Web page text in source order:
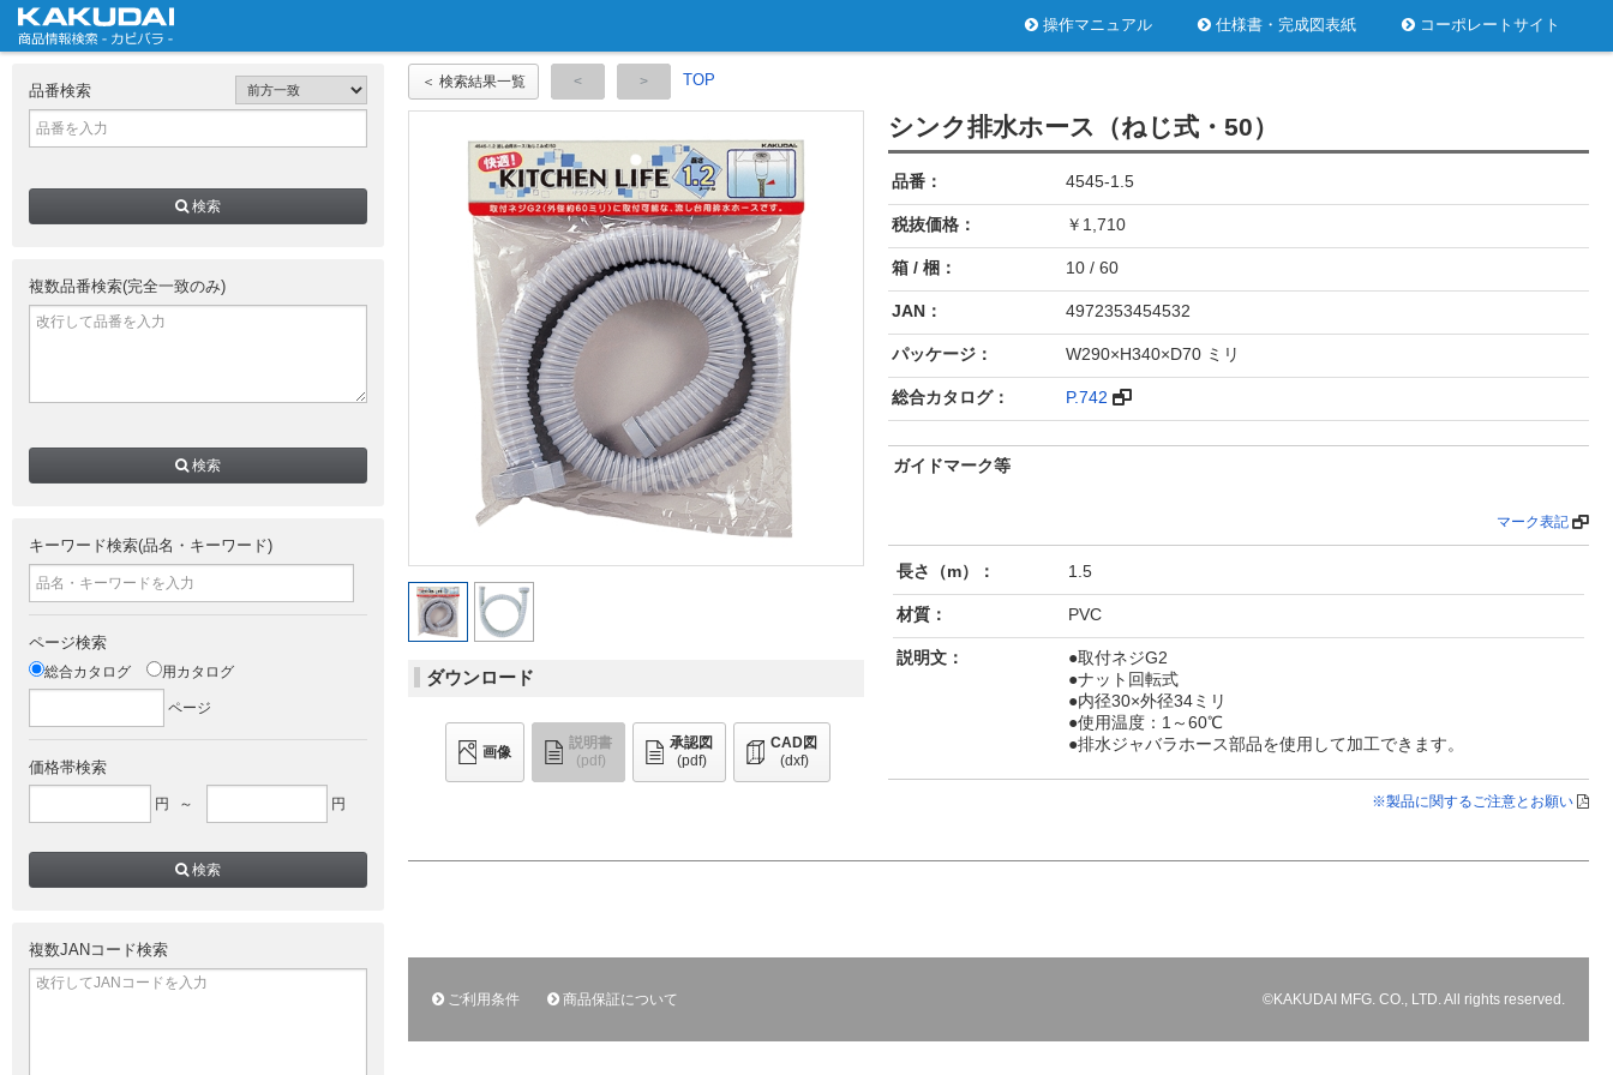
操作マニュアル 仕様書・完成図表紙 コーポレートサイト
＜ 検索結果一覧 TOP
ダウンロード
画像
説明書
(pdf)
承認図
(pdf)
CAD図
(dxf)
シンク排水ホース（ねじ式・50）
品番： 4545-1.5
税抜価格： ￥1,710
箱 / 梱： 10 / 60
JAN： 4972353454532
パッケージ： W290×H340×D70 ミリ
総合カタログ： P.742
ガイドマーク等
マーク表記
長さ（m）： 1.5
材質： PVC
説明文：
●取付ネジG2
●ナット回転式
●内径30×外径34ミリ
●使用温度：1～60℃
●排水ジャバラホース部品を使用して加工できます。
※製品に関するご注意とお願い
ご利用条件 商品保証について ©KAKUDAI MFG. CO., LTD. All rights reserved.
品番検索
検索
複数品番検索(完全一致のみ)
検索
キーワード検索(品名・キーワード)
ページ検索
総合カタログ 用カタログ
ページ
価格帯検索
円 ～ 円
検索
複数JANコード検索